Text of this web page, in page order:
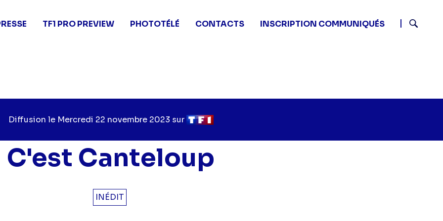
TF1 PRO PREVIEW PHOTOTÉLÉ CONTACTS
INSCRIPTION COMMUNIQUÉS
Diffusion le Jour
diffusion
Mercredi 22 novembre 2023 surChaîne
diffusion
C'est Canteloup
INÉDIT